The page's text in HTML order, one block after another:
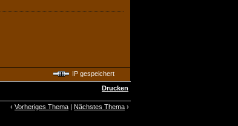
IP gespeichert
Drucken
‹ Vorheriges Thema | Nächstes Thema ›